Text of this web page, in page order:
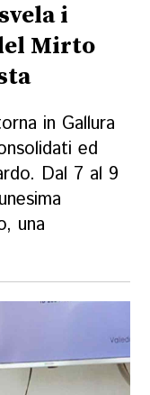
i
Mirto
in Gallura
ed
Dal 7 al 9
una